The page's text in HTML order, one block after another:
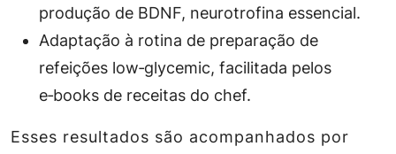
produção de BDNF, neurotrofina essencial.
Adaptação à rotina de preparação de
refeições low‑glycemic, facilitada pelos
e‑books de receitas do chef.
Esses resultados são acompanhados por